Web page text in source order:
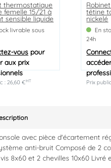
thermostatique
femelle 15/21 à
sensible liquide
livrable sous
vous pour
aux prix
: 26,60 €HT
tétine
nickelé
En
24h
Prix
avec pièce d'écartement
anti-bruit Composé de 2
8x60 et 2 chevilles 10x60 Livré